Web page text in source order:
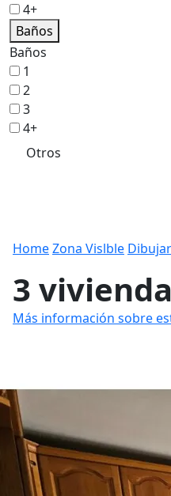
4+
Baños
Baños
1
2
3
4+
Otros
HomeZona Vislble
3
Más información sobre